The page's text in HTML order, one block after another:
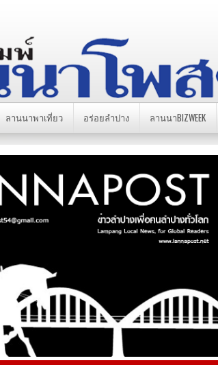
ลานนาพาเที่ยว อร่อยลำปาง ลานนาBIZWEEK